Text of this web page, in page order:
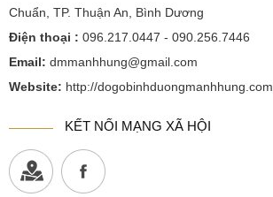
Chuẩn, TP. Thuận An, Bình Dương
Điện thoại : 096.217.0447 - 090.256.7446
Email: dmmanhhung@gmail.com
Website: http://dogobinhduongmanhhung.com
KẾT NỐI MẠNG XÃ HỘI